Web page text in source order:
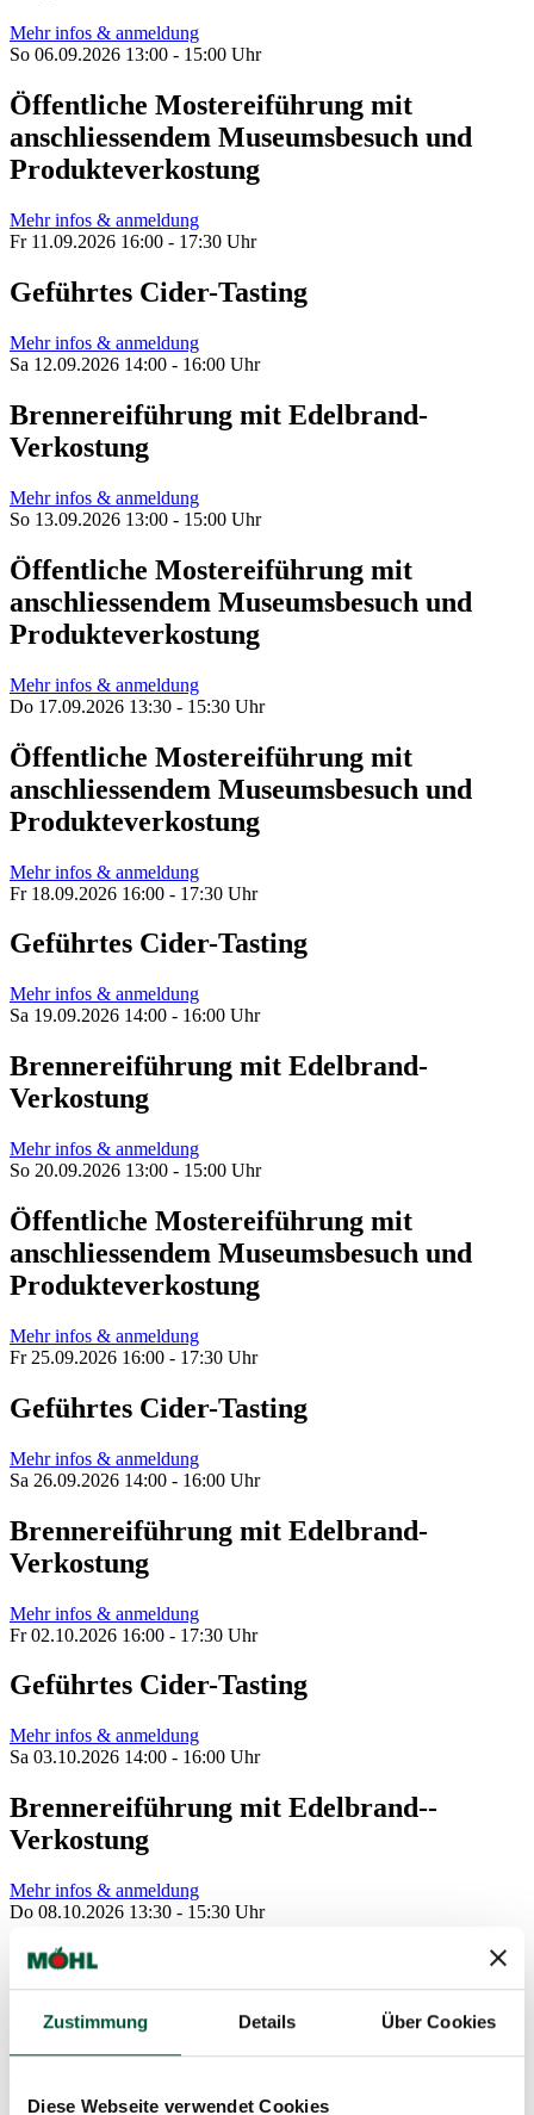
Zustimmung Details Über Cookies
Diese Webseite verwendet Cookies
Mehr infos & anmeldung
So 06.09.2026 13:00 - 15:00 Uhr
Öffentliche Mostereiführung mit
anschliessendem Museumsbesuch und
Produkteverkostung
Mehr infos & anmeldung
Fr 11.09.2026 16:00 - 17:30 Uhr
Geführtes Cider-Tasting
Mehr infos & anmeldung
Sa 12.09.2026 14:00 - 16:00 Uhr
Brennereiführung mit Edelbrand-
Verkostung
Mehr infos & anmeldung
So 13.09.2026 13:00 - 15:00 Uhr
Öffentliche Mostereiführung mit
anschliessendem Museumsbesuch und
Produkteverkostung
Mehr infos & anmeldung
Do 17.09.2026 13:30 - 15:30 Uhr
Öffentliche Mostereiführung mit
anschliessendem Museumsbesuch und
Produkteverkostung
Mehr infos & anmeldung
Fr 18.09.2026 16:00 - 17:30 Uhr
Geführtes Cider-Tasting
Mehr infos & anmeldung
Sa 19.09.2026 14:00 - 16:00 Uhr
Brennereiführung mit Edelbrand-
Verkostung
Mehr infos & anmeldung
So 20.09.2026 13:00 - 15:00 Uhr
Öffentliche Mostereiführung mit
anschliessendem Museumsbesuch und
Produkteverkostung
Mehr infos & anmeldung
Fr 25.09.2026 16:00 - 17:30 Uhr
Geführtes Cider-Tasting
Mehr infos & anmeldung
Sa 26.09.2026 14:00 - 16:00 Uhr
Brennereiführung mit Edelbrand-
Verkostung
Mehr infos & anmeldung
Fr 02.10.2026 16:00 - 17:30 Uhr
Geführtes Cider-Tasting
Mehr infos & anmeldung
Sa 03.10.2026 14:00 - 16:00 Uhr
Brennereiführung mit Edelbrand--
Verkostung
Mehr infos & anmeldung
Do 08.10.2026 13:30 - 15:30 Uhr
Öffentliche Mostereiführung mit
anschliessendem Museumsbesuch und
Produkteverkostung
Fr 09.10.2026 16:00 - 17:30 Uhr